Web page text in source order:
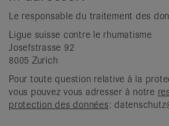
Le responsable du traitement des
Ligue suisse contre le rhumatisme
Josefstrasse 92
8005 Zurich
Pour toute question relative à la
vous pouvez vous adresser à notre
protection des données: